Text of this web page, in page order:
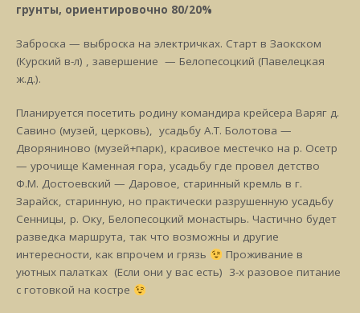
грунты, ориентировочно 80/20%
Заброска — выброска на электричках. Старт в Заокском
(Курский в-л) , завершение — Белопесоцкий (Павелецкая
ж.д.).
Планируется посетить родину командира крейсера Варяг д.
Савино (музей, церковь), усадьбу А.Т. Болотова —
Дворяниново (музей+парк), красивое местечко на р. Осетр
— урочище Каменная гора, усадьбу где провел детство
Ф.М. Достоевский — Даровое, старинный кремль в г.
Зарайск, старинную, но практически разрушенную усадьбу
Сенницы, р. Оку, Белопесоцкий монастырь. Частично будет
разведка маршрута, так что возможны и другие
интересности, как впрочем и грязь
Проживание в
уютных палатках (Если они у вас есть) 3-х разовое питание
с готовкой на костре